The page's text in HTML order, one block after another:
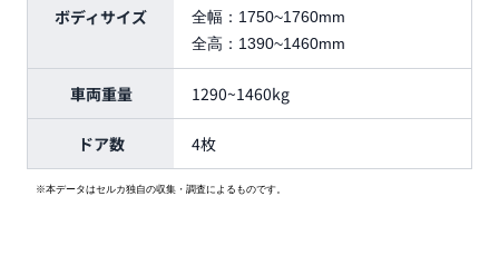
ボディサイズ
全幅： 1750~1760mm
全高： 1390~1460mm
車両重量 1290~1460kg
ドア数 4枚
※本データはセルカ独自の収集・調査によるものです。